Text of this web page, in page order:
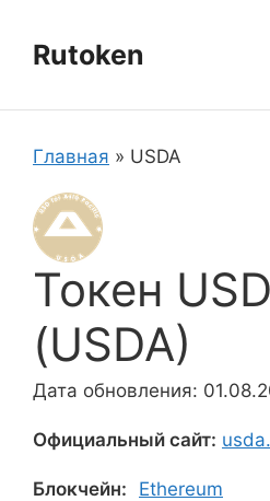
содержимому
Rutoken
Главная » USDA
Токен
(USDA)
Дата обновления:
Официальный сайт:
Блокчейн: Ethereum